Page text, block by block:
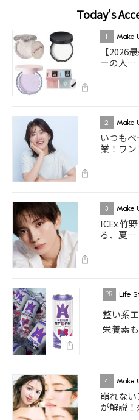
Today's
1 Make
【2026
ーの人…
2 Make
いつも
業！ワ
3 Make
ICEx 竹
る、夏…
Life
整い系
栄養素
4 Make
崩れな
が解説